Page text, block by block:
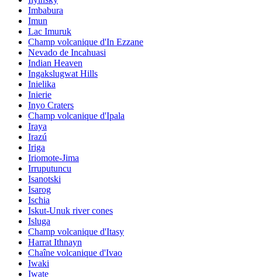
Imbabura
Imun
Lac Imuruk
Champ volcanique d'In Ezzane
Nevado de Incahuasi
Indian Heaven
Ingakslugwat Hills
Inielika
Inierie
Inyo Craters
Champ volcanique d'Ipala
Iraya
Irazú
Iriga
Iriomote-Jima
Irruputuncu
Isanotski
Isarog
Ischia
Iskut-Unuk river cones
Isluga
Champ volcanique d'Itasy
Harrat Ithnayn
Chaîne volcanique d'Ivao
Iwaki
Iwate